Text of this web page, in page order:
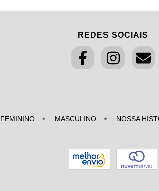
REDES SOCIAIS
FEMININO MASCULINO NOSSA